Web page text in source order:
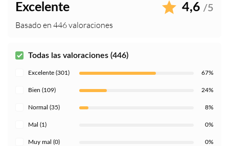
Excelente 4,6 /5
Basado en 446 valoraciones
Todas las valoraciones (446)
Excelente (301) 67%
Bien (109) 24%
Normal (35) 8%
Mal (1) 0%
Muy mal (0) 0%